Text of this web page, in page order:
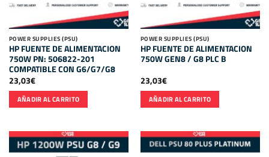
POWER SUPPLIES (PSU)
HP FUENTE DE ALIMENTACION
750W PN: 506822-201
COMPATIBLE CON G6/G7/G8
23,03€
AÑADIR AL CARRITO
POWER SUPPLIES (PSU)
HP FUENTE DE ALIMENTACION
750W GEN8 / G8 PLC B
23,03€
AÑADIR AL CARRITO